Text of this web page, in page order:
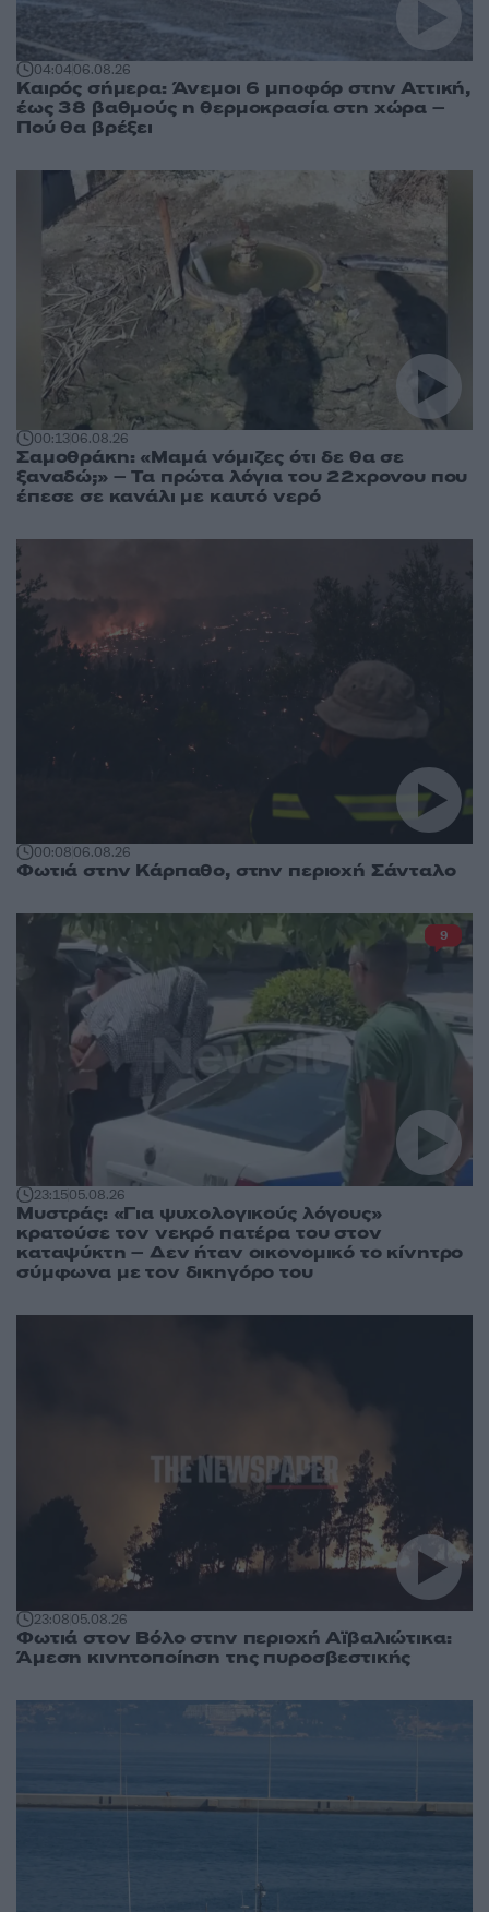
04:0406.08.26
Καιρός σήμερα: Άνεμοι 6 μποφόρ στην Αττική,
έως 38 βαθμούς η θερμοκρασία στη χώρα –
Πού θα βρέξει
00:1306.08.26
Σαμοθράκη: «Μαμά νόμιζες ότι δε θα σε
ξαναδώ;» – Τα πρώτα λόγια του 22χρονου που
έπεσε σε κανάλι με καυτό νερό
00:0806.08.26
Φωτιά στην Κάρπαθο, στην περιοχή Σάνταλο
23:1505.08.26
Μυστράς: «Για ψυχολογικούς λόγους»
κρατούσε τον νεκρό πατέρα του στον
καταψύκτη – Δεν ήταν οικονομικό το κίνητρο
σύμφωνα με τον δικηγόρο του
9
23:0805.08.26
Φωτιά στον Βόλο στην περιοχή Αϊβαλιώτικα:
Άμεση κινητοποίηση της πυροσβεστικής